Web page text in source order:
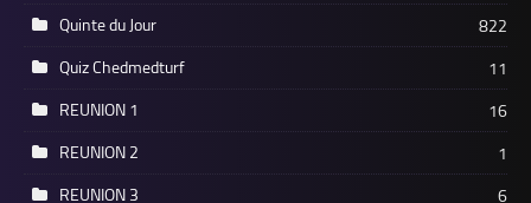
Quinte du Jour
822
Quiz Chedmedturf
11
REUNION 1
16
REUNION 2
1
REUNION 3
6